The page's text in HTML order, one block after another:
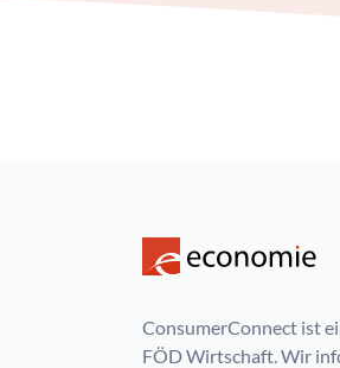
ConsumerConnect ist
FÖD Wirtschaft. Wir